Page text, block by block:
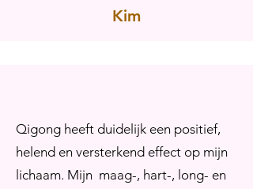
Kim
Qigong heeft duidelijk een positief,
helend en versterkend effect op mijn
lichaam. Mijn maag-, hart-, long- en